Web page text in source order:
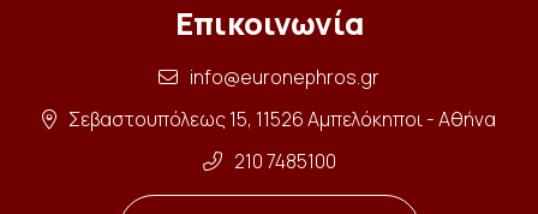
Επικοινωνία
info@euronephros.gr
Σεβαστουπόλεως 15, 11526 Αμπελόκηποι - Αθήνα
210 7485100